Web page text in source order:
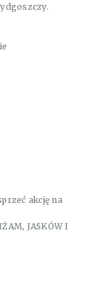
akcję na
JASKÓW I